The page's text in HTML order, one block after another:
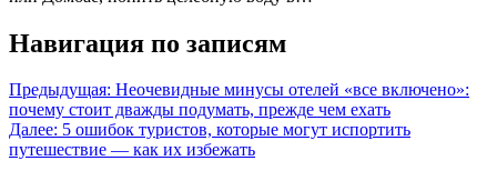
Навигация по записям
Предыдущая: Неочевидные минусы отелей «все включено»:
почему стоит дважды подумать, прежде чем ехать
Далее: 5 ошибок туристов, которые могут испортить
путешествие — как их избежать